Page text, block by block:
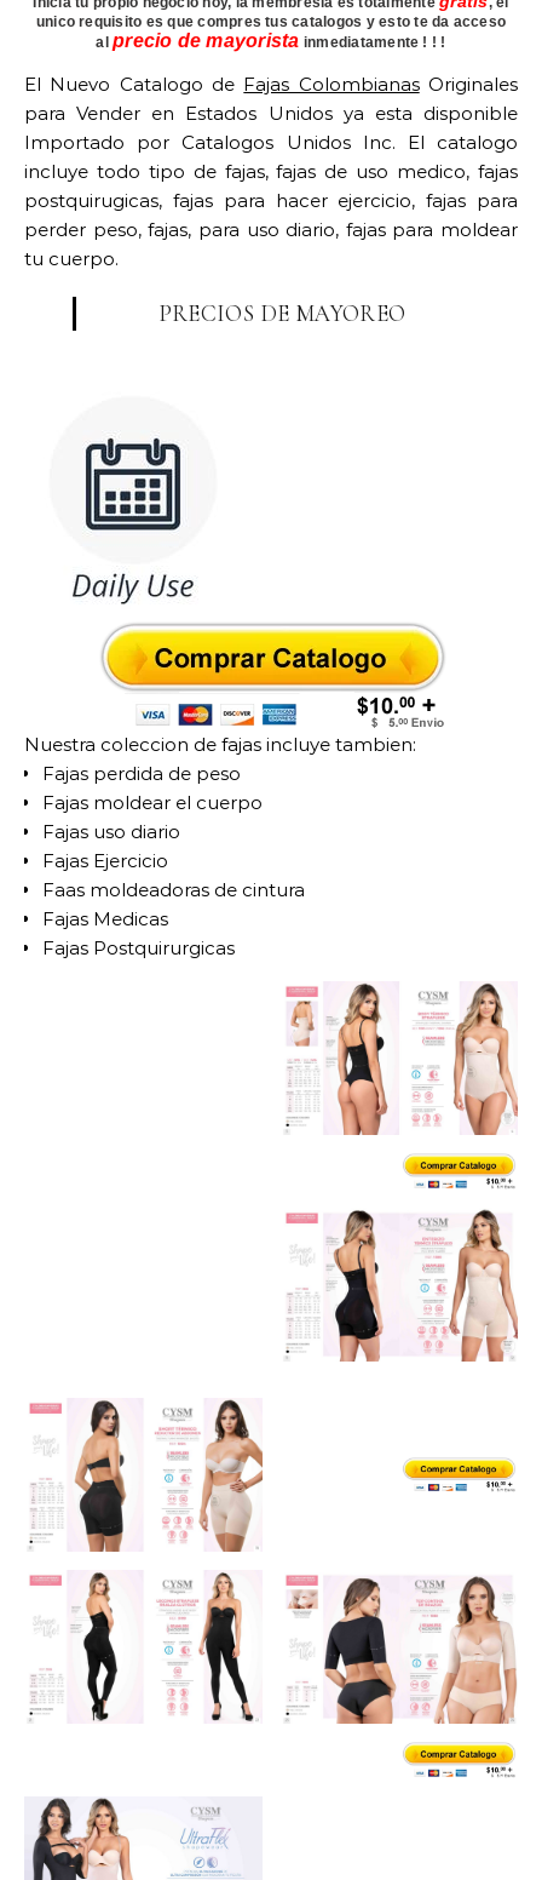
unico requisito es que compres tus catalogos y esto te da acceso
alprecio de mayorista inmediatamente ! ! !
El Nuevo Catalogo de Fajas ColombianasOriginales
para Vender en Estados Unidos ya esta disponible
Importado por Catalogos Unidos Inc. El catalogo
incluye todo tipo de fajas, fajas de uso medico, fajas
postquirugicas, fajas para hacer ejercicio, fajas para
perder peso, fajas, para uso diario, fajas para moldear
tu cuerpo.
PRECIOS DE MAYOREO
Nuestra coleccion de fajas incluye tambien:
Fajas perdida de peso
Fajas moldear el cuerpo
Fajas uso diario
Fajas Ejercicio
Faas moldeadoras de cintura
Fajas Medicas
Fajas Postquirurgicas